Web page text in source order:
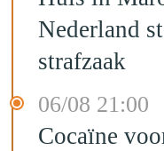
Nederland
strafzaak
06/08 21:00
Cocaïne